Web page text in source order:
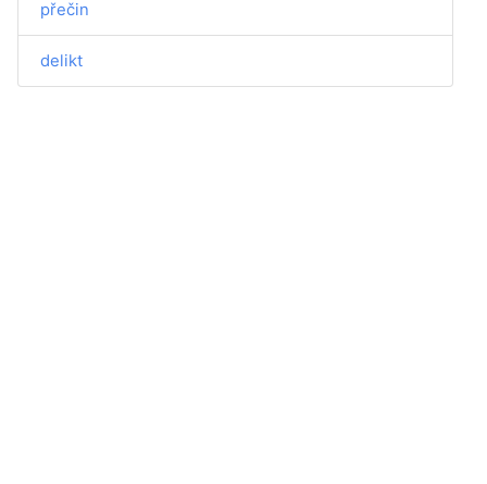
přečin
delikt